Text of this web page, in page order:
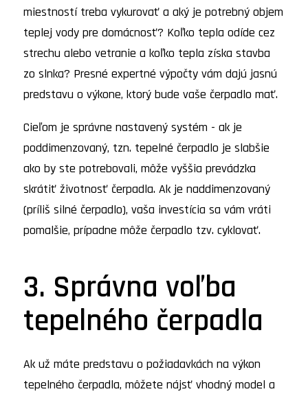
miestností treba vykurovať a aký je potrebný objem
teplej vody pre domácnosť? Koľko tepla odíde cez
strechu alebo vetranie a koľko tepla získa stavba
zo slnka? Presné expertné výpočty vám dajú jasnú
predstavu o výkone, ktorý bude vaše čerpadlo mať.
Cieľom je správne nastavený systém - ak je
poddimenzovaný, tzn. tepelné čerpadlo je slabšie
ako by ste potrebovali, môže vyššia prevádzka
skrátiť životnosť čerpadla. Ak je naddimenzovaný
(príliš silné čerpadlo), vaša investícia sa vám vráti
pomalšie, prípadne môže čerpadlo tzv. cyklovať.
3. Správna voľba
tepelného čerpadla
Ak už máte predstavu o požiadavkách na výkon
tepelného čerpadla, môžete nájsť vhodný model a